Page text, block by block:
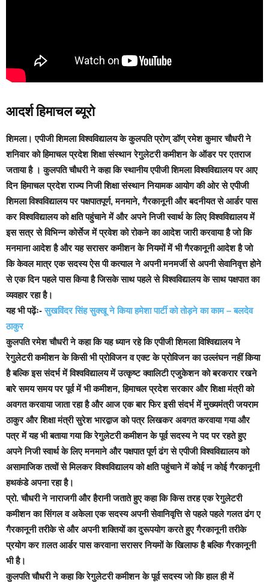
आदर्श हिमाचल ब्यूरो
शिमला। एपीजी शिमला विश्वविद्यालय के कुलपति प्रोण् डॉण् रमेश कुमार चौधरी ने
शनिवार को हिमाचल प्रदेश शिक्षा संस्थान रेगुलेटरी कमीशन के ऑडर पर एतराज
जताया है । कुलपति चौधरी ने कहा कि स्थानीय एपीजी शिमला विश्वविद्यालय पर आए
दिन हिमाचल प्रदेश राज्य निजी शिक्षा संस्थान नियामक आयोग की ओर से एपीजी
शिमला विश्वविद्यालय पर पक्षपातपूर्ण, मनमाने, गैरकानूनी और बदनीयत से आर्डर पास
कर विश्वविद्यालय को क्षति पहुंचाने में और अपने निजी स्वार्थ के लिए विश्वविद्यालय में
इस सत्र से विभिन्न कोर्सेज में प्रवेश को रोकने का आदेश जारी करवाया है जो कि
मनमाना आदेश है और यह सरासर कमीशन के नियमों में भी गैरकानूनी आदेश है जो
कि केवल मात्र एक सदस्य ऐस पी कत्याल ने अपनी मनमर्जी से अपनी सेवानिवृत्त होने
से एक दिन पहले पास किया है जिसके साथ पहले से विश्वविद्यालय के साथ पक्षपात का
व्यवहार रहा है।
यह भी पढ़ेंः-सुखविंदर सिंह सुक्खू ने किया हमेशा पार्टी को तोड़ने का काम – बलदेव
ठाकुर
कुलपति रमेश चौधरी ने कहा कि यह ध्यान रहे कि एपीजी शिमला विश्विद्यालय ने
रेगुलेटरी कमीशन के किसी भी प्रोविजन व एक्ट के प्रोविजन का उल्लंघन नहीं किया
है बल्कि इस संदर्भ में विश्वविद्यालय में उत्कृष्ट क्वालिटी एजुकेशन को बरकरार रखने
बारे समय समय पर पूर्व में भी कमीशन, हिमाचल प्रदेश सरकार और शिक्षा मंत्री को
अवगत करवाया जाता रहा है और आज एक बार फिर इसी संदर्भ में मुख्यमंत्री जयराम
ठाकुर और शिक्षा मंत्री सुरेश भारद्वाज को पत्र लिखकर अवगत करवाया गया और
पत्र में यह भी बताया गया कि रेगुलेटरी कमीशन के पूर्व सदस्य ने पद पर रहते हुए
अपने निजी स्वार्थ के लिए मनमाने और पक्षपात पूर्ण ढंग से एपीजी विश्वविद्यालय को
असामाजिक तत्वों से मिलकर विश्वविद्यालय को क्षति पहुंचाने में कोई न कोई गैरकानूनी
हथकंडे अपना रहा है।
प्रो. चौधरी ने नाराजगी और हैरानी जताते हुए कहा कि किस तरह एक रेगुलेटरी
कमीशन का सिंगल व अकेला एक सदस्य अपनी सेवानिवृत्ति से पहले पहले गलत ढंग ए
गैरकानूनी तरीके से और अपनी शक्तियों का दुरूपयोग करते हुए गैरकानूनी तरीके
प्रयोग कर ग़लत आर्डर पास करवाना सरासर नियमों के खिलाफ है बल्कि गैरकानूनी
भी है।
कुलपति चौधरी ने कहा कि रेगुलेटरी कमीशन के पूर्व सदस्य जो कि हाल ही में